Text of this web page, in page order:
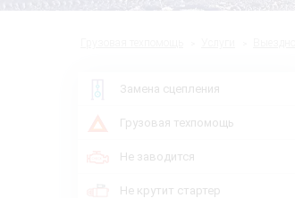
Замена сцепления
Грузовая техпомощь
Не заводится
Не крутит стартер